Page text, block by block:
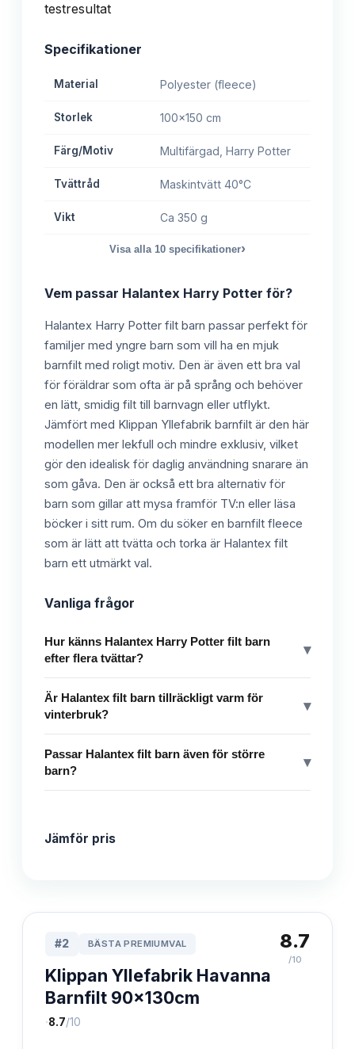
Specifikationer
Material Polyester (fleece)
Storlek 100x150 cm
Färg/Motiv Multifärgad, Harry Potter
Tvättråd Maskintvätt 40°C
Vikt Ca 350 g
Visa alla 10 specifikationer›
Vem passar Halantex Harry Potter för?
Halantex Harry Potter filt barn passar perfekt för
familjer med yngre barn som vill ha en mjuk
barnfilt med roligt motiv. Den är även ett bra val
för föräldrar som ofta är på språng och behöver
en lätt, smidig filt till barnvagn eller utflykt.
Jämfört med Klippan Yllefabrik barnfilt är den här
modellen mer lekfull och mindre exklusiv, vilket
gör den idealisk för daglig användning snarare än
som gåva. Den är också ett bra alternativ för
barn som gillar att mysa framför TV:n eller läsa
böcker i sitt rum. Om du söker en barnfilt fleece
som är lätt att tvätta och torka är Halantex filt
barn ett utmärkt val.
Vanliga frågor
Hur känns Halantex Harry Potter filt barn
efter flera tvättar?
▾
Är Halantex filt barn tillräckligt varm för
vinterbruk?
▾
Passar Halantex filt barn även för större
barn?
▾
Jämför pris
#2 BÄSTA PREMIUMVAL
Klippan Yllefabrik Havanna
Barnfilt 90x130cm
·8.7/10
8.7
/10